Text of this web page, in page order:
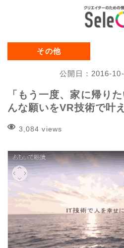
その他
公開日：2016-
「もう一度、家に帰り
んな願いをVR技術で叶
3,084 views